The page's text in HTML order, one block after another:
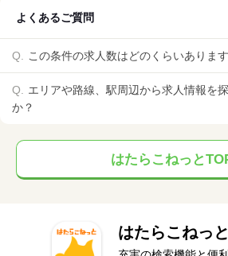
よくあるご質問
この条件の求人数はどのくらいありま
エリアや路線、駅周辺から求人情報を
か？
はたらこねっと
はたらこねっ